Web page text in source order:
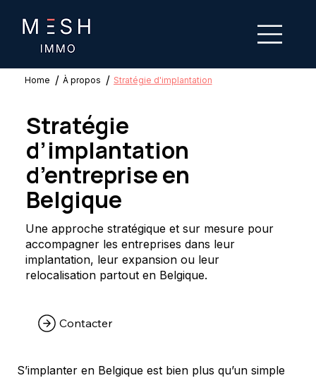
Home / À propos / Stratégie d'implantation
Stratégie
d’implantation
d’entreprise en
Belgique
Une approche stratégique et sur mesure pour
accompagner les entreprises dans leur
implantation, leur expansion ou leur
relocalisation partout en Belgique.
Contacter
S’implanter en Belgique est bien plus qu’un simple